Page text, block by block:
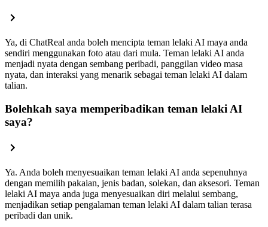
Ya, di ChatReal anda boleh mencipta teman lelaki AI maya anda
sendiri menggunakan foto atau dari mula. Teman lelaki AI anda
menjadi nyata dengan sembang peribadi, panggilan video masa
nyata, dan interaksi yang menarik sebagai teman lelaki AI dalam
talian.
Bolehkah saya memperibadikan teman lelaki AI
saya?
Ya. Anda boleh menyesuaikan teman lelaki AI anda sepenuhnya
dengan memilih pakaian, jenis badan, solekan, dan aksesori. Teman
lelaki AI maya anda juga menyesuaikan diri melalui sembang,
menjadikan setiap pengalaman teman lelaki AI dalam talian terasa
peribadi dan unik.